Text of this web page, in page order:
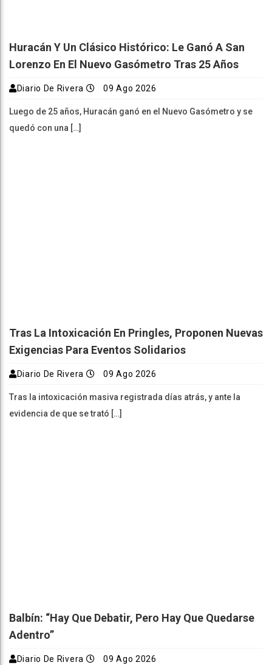
Huracán Y Un Clásico Histórico: Le Ganó A San
Lorenzo En El Nuevo Gasómetro Tras 25 Años
Diario De Rivera 09 Ago 2026
Luego de 25 años, Huracán ganó en el Nuevo Gasómetro y se
quedó con una […]
Tras La Intoxicación En Pringles, Proponen Nuevas
Exigencias Para Eventos Solidarios
Diario De Rivera 09 Ago 2026
Tras la intoxicación masiva registrada días atrás, y ante la
evidencia de que se trató […]
Balbín: “Hay Que Debatir, Pero Hay Que Quedarse
Adentro”
Diario De Rivera 09 Ago 2026